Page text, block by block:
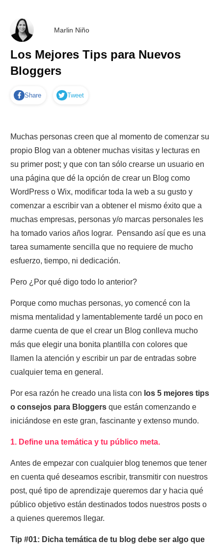
Marlin Niño
Los Mejores Tips para Nuevos
Bloggers
Share Tweet
Muchas personas creen que al momento de comenzar su
propio Blog van a obtener muchas visitas y lecturas en
su primer post; y que con tan sólo crearse un usuario en
una página que dé la opción de crear un Blog como
WordPress o Wix, modificar toda la web a su gusto y
comenzar a escribir van a obtener el mismo éxito que a
muchas empresas, personas y/o marcas personales les
ha tomado varios años lograr. Pensando así que es una
tarea sumamente sencilla que no requiere de mucho
esfuerzo, tiempo, ni dedicación.
Pero ¿Por qué digo todo lo anterior?
Porque como muchas personas, yo comencé con la
misma mentalidad y l amentablemente tardé un poco en
darme cuenta de que el crear un Blog conlleva mucho
más que elegir una bonita plantilla con colores que
llamen la atención y escribir un par de entradas sobre
cualquier tema en general.
Por esa razón he creado una lista con los 5 mejores tips
o consejos para Bloggers que están comenzando e
iniciándose en este gran, fascinante y extenso mundo.
1. Define una temática y tu público meta.
Antes de empezar con cualquier blog tenemos que tener
en cuenta qué deseamos escribir, transmitir con nuestros
post, qué tipo de aprendizaje queremos dar y hacia qué
público objetivo están destinados todos nuestros posts o
a quienes queremos llegar.
Tip #01: Dicha temática de tu blog debe ser algo que